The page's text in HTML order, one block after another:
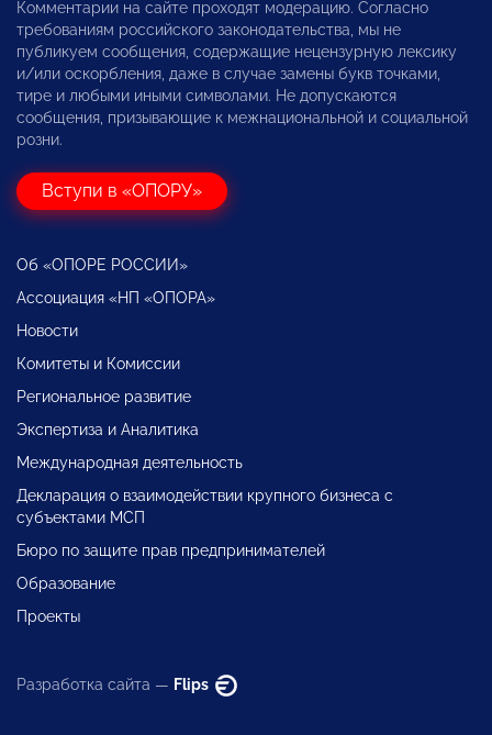
Комментарии на сайте проходят модерацию. Согласно
требованиям российского законодательства, мы не
публикуем сообщения, содержащие нецензурную лексику
и/или оскорбления, даже в случае замены букв точками,
тире и любыми иными символами. Не допускаются
сообщения, призывающие к межнациональной и социальной
розни.
Вступи в «ОПОРУ»
Об «ОПОРЕ РОССИИ»
Ассоциация «НП «ОПОРА»
Новости
Комитеты и Комиссии
Региональное развитие
Экспертиза и Аналитика
Международная деятельность
Декларация о взаимодействии крупного бизнеса с
субъектами МСП
Бюро по защите прав предпринимателей
Образование
Проекты
Разработка сайта — Flips